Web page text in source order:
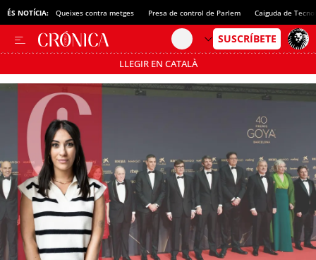
ÉS NOTÍCIA: Queixes contra metges Presa de control de Parlem Caiguda de
LLEGIR EN CATALÀ
Passa’t al mode estalvi